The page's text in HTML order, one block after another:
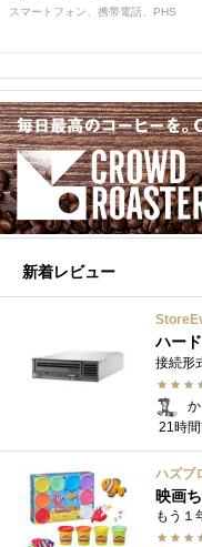
スマートフォン、携帯電話、PHS
新着レビュー
ハー
21時